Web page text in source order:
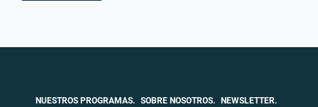
NUESTROS PROGRAMAS. SOBRE NOSOTROS.
NEWSLETTER.